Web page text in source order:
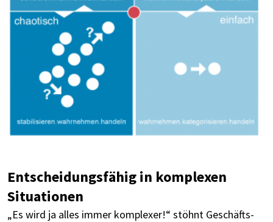
Entschei­dungs­fä­hig in komple­xen
Situa­tio­nen
„Es wird ja alles immer komple­xer!“ stöhnt Geschäfts­